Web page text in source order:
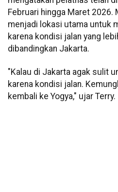
Februari hingga Maret 2026.
menjadi lokasi utama untuk
karena kondisi jalan yang
dibandingkan Jakarta.
"Kalau di Jakarta agak sulit
karena kondisi jalan.
kembali ke Yogya," ujar Terry.